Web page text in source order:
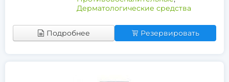
Дерматологические средства
Подробнее Резервировать